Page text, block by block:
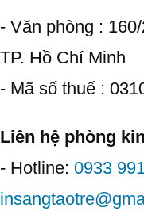
- Văn phòng :
TP. Hồ Chí Minh
- Mã số thuế :
Liên hệ phòng
- Hotline: 0933